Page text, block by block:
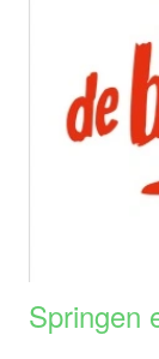
Springen